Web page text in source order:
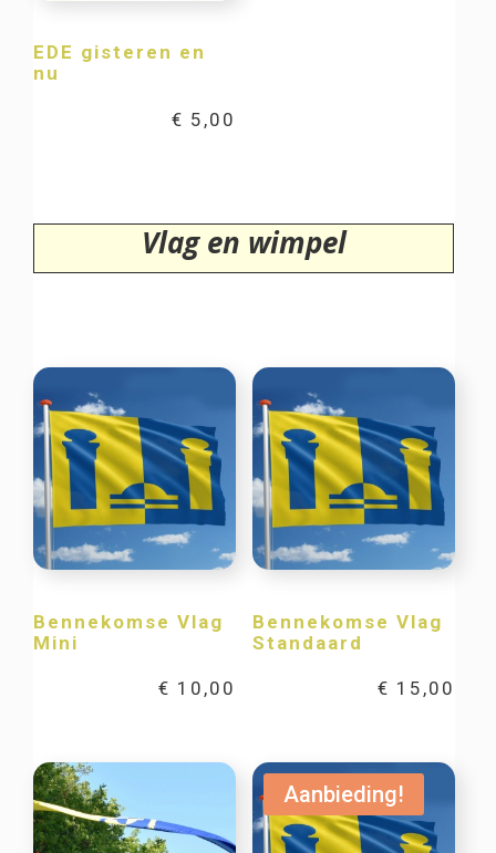
EDE gisteren en
nu
€ 5,00
Vlag en wimpel
Bennekomse Vlag
Mini
€ 10,00
Bennekomse Vlag
Standaard
€ 15,00
Aanbieding!